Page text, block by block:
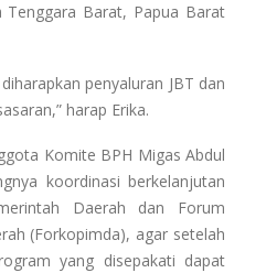
Tenggara Barat, Papua Barat
penyaluran JBT dan
harap Erika.
Komite BPH Migas Abdul
koordinasi berkelanjutan
Daerah dan Forum
(Forkopimda), agar setelah
yang disepakati dapat